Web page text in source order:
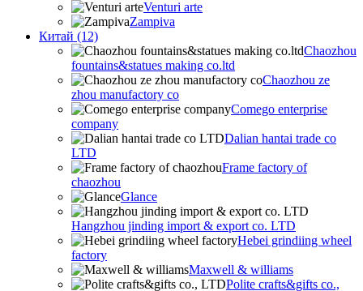
Venturi arte
Zampiva
Китай (12)
Chaozhou
fountains&statues making co.ltd
Chaozhou ze
zhou manufactory co
Comego enterprise
company
Dalian hantai trade co
LTD
Frame factory of
chaozhou
Glance
Hangzhou jinding import & export co. LTD
Hebei grindiing wheel
factory
Maxwell & williams
Polite crafts&gifts co.,